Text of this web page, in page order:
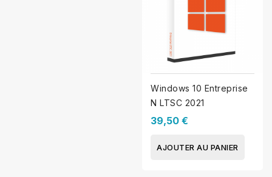
Windows 10 Entreprise
N LTSC 2021
39,50 €
AJOUTER AU PANIER